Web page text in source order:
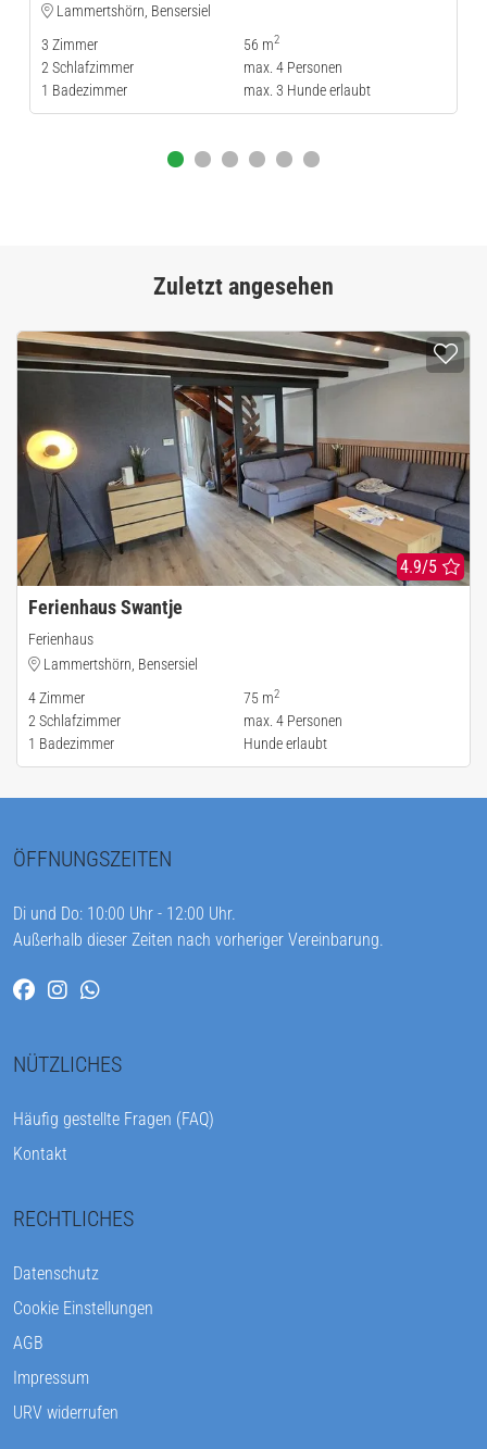
Lammertshörn, Bensersiel
3 Zimmer
2 Schlafzimmer
1 Badezimmer
56 m2
max. 4 Personen
max. 3 Hunde erlaubt
Zuletzt angesehen
4.9/5
Ferienhaus Swantje
Ferienhaus
Lammertshörn, Bensersiel
4Zimmer
2 Schlafzimmer
1 Badezimmer
75 m2
max. 4 Personen
Hunde erlaubt
ÖFFNUNGSZEITEN
Di und Do: 10:00 Uhr - 12:00 Uhr.
Außerhalb dieser Zeiten nach vorheriger Vereinbarung.
NÜTZLICHES
Häufig gestellte Fragen (FAQ)
Kontakt
RECHTLICHES
Datenschutz
Cookie Einstellungen
AGB
Impressum
URV widerrufen